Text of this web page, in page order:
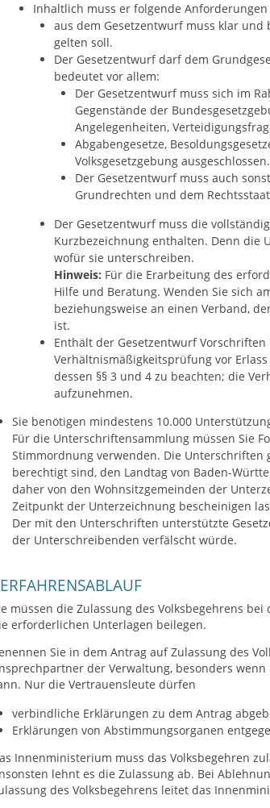
Inhaltlich muss er folgende
aus dem Gesetzentwurf muss klar
gelten soll.
Der Gesetzentwurf darf dem
bedeutet vor allem:
Der Gesetzentwurf muss sich im
Gegenstände der
Angelegenheiten,
Abgabengesetze,
Volksgesetzgebung ausgeschlossen.
Der Gesetzentwurf muss auch
Grundrechten und dem
Der Gesetzentwurf muss die
Kurzbezeichnung enthalten. Denn die
wofür sie unterschreiben.
Hinweis: Für die Erarbeitung des
Hilfe und Beratung. Wenden Sie sich
beziehungsweise an einen Verband,
ist.
Enthält der Gesetzentwurf Vorschriften
Verhältnismäßigkeitsprüfung vor
dessen §§ 3 und 4 zu beachten; die
aufzunehmen.
Sie benötigen mindestens 10.000
Für die Unterschriftensammlung müssen Sie
Stimmordnung verwenden. Die
berechtigt sind, den Landtag von Baden-
daher von den Wohnsitzgemeinden der
Zeitpunkt der Unterzeichnung bescheinigen
Der mit den Unterschriften unterstützte
der Unterschreibenden verfälscht würde.
müssen die Zulassung des Volksbegehrens
erforderlichen Unterlagen beilegen.
Sie in dem Antrag auf Zulassung des
der Verwaltung, besonders
Nur die Vertrauensleute dürfen
verbindliche Erklärungen zu dem Antrag
Erklärungen von Abstimmungsorganen
Innenministerium muss das Volksbegehren
lehnt es die Zulassung ab. Bei
des Volksbegehrens leitet das